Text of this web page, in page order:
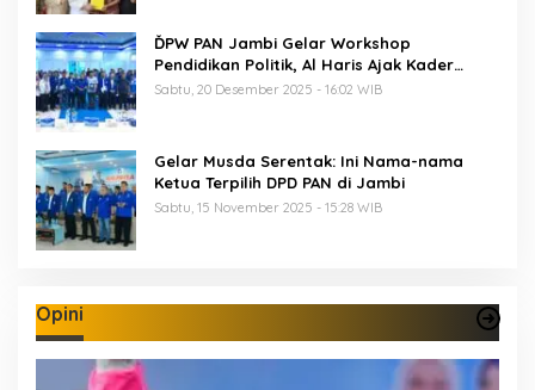
ĎPW PAN Jambi Gelar Workshop
Pendidikan Politik, Al Haris Ajak Kader
Perkuat Soliditas Jelang Pemilu 2029
Sabtu, 20 Desember 2025 - 16:02 WIB
Gelar Musda Serentak: Ini Nama-nama
Ketua Terpilih DPD PAN di Jambi
Sabtu, 15 November 2025 - 15:28 WIB
Opini